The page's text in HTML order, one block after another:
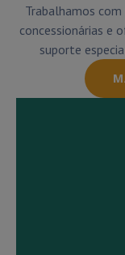
Trabalhamos
concessionárias e
suporte